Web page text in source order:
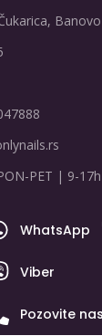
PET | 9-17h
WhatsApp
Viber
Pozovite nas